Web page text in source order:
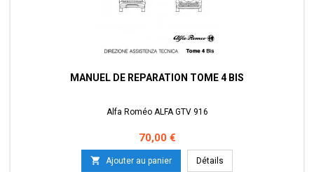
MANUEL DE REPARATION TOME 4 BIS
Alfa Roméo ALFA GTV 916
Prix
70,00 €
 Ajouter au panier Détails